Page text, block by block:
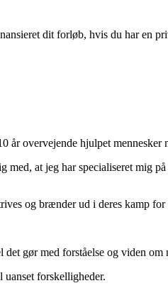
dit forløb, hvis du har en
år overvejende hjulpet mennesker
at jeg har specialiseret mig
og brænder ud i deres kamp
gør med forståelse og viden om
forskelligheder.